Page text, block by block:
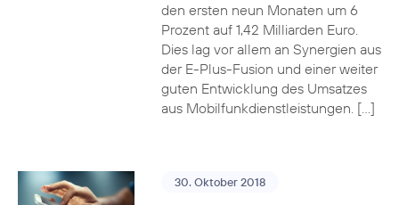
den ersten neun Monaten um 6
Prozent auf 1,42 Milliarden Euro.
Dies lag vor allem an Synergien aus
der E-Plus-Fusion und einer weiter
guten Entwicklung des Umsatzes
aus Mobilfunkdienstleistungen. […]
30. Oktober 2018